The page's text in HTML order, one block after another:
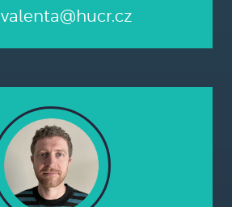
valenta@hucr.cz